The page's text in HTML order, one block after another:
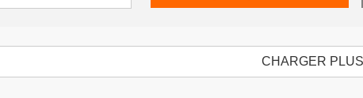
CHARGER PLUS